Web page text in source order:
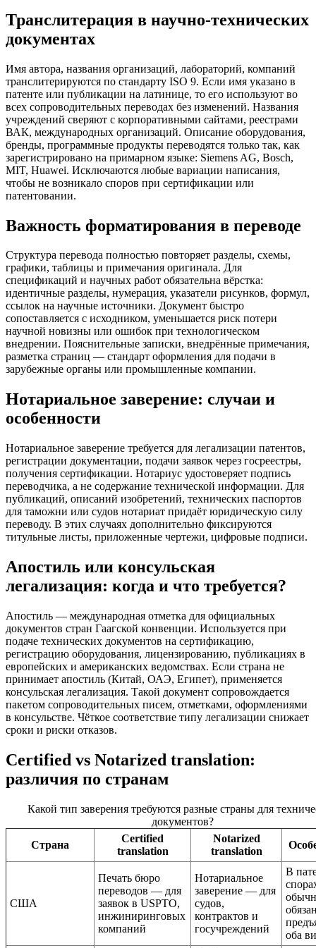
Транслитерация в научно-технических
документах
Имя автора, названия организаций, лабораторий, компаний
транслитерируются по стандарту ISO 9. Если имя указано в
патенте или публикации на латинице, то его используют во
всех сопроводительных переводах без изменений. Названия
учреждений сверяют с корпоративными сайтами, реестрами
ВАК, международных организаций. Описание оборудования,
бренды, программные продукты переводятся только так, как
зарегистрировано на примарном языке: Siemens AG, Bosch,
MIT, Huawei. Исключаются любые вариации написания,
чтобы не возникало споров при сертификации или
патентовании.
Важность форматирования в переводе
Структура перевода полностью повторяет разделы, схемы,
графики, таблицы и примечания оригинала. Для
спецификаций и научных работ обязательна вёрстка:
идентичные разделы, нумерация, указатели рисунков, формул,
ссылок на научные источники. Документ быстро
сопоставляется с исходником, уменьшается риск потери
научной новизны или ошибок при технологическом
внедрении. Пояснительные записки, внедрённые примечания,
разметка страниц — стандарт оформления для подачи в
зарубежные органы или промышленные компании.
Нотариальное заверение: случаи и
особенности
Нотариальное заверение требуется для легализации патентов,
регистрации документации, подачи заявок через госреестры,
получения сертификации. Нотариус удостоверяет подпись
переводчика, а не содержание технической информации. Для
публикаций, описаний изобретений, технических паспортов
для таможни или судов нотариат придаёт юридическую силу
переводу. В этих случаях дополнительно фиксируются
титульные листы, приложенные чертежи, цифровые подписи.
Апостиль или консульская
легализация: когда и что требуется?
Апостиль — международная отметка для официальных
документов стран Гаагской конвенции. Используется при
подаче технических документов на сертификацию,
регистрацию оборудования, лицензированию, публикациях в
европейских и американских ведомствах. Если страна не
принимает апостиль (Китай, ОАЭ, Египет), применяется
консульская легализация. Такой документ сопровождается
пакетом сопроводительных писем, отметками, оформлениями
в консульстве. Чёткое соответствие типу легализации снижает
сроки и риски отказов.
Certified vs Notarized translation:
различия по странам
Какой тип заверения требуются разные страны для
документов?
Страна
Certified
translation
Notarized
translation
США
Печать бюро
переводов — для
заявок в USPTO,
инжиниринговых
компаний
Нотариальное
заверение — для
судов,
контрактов и
госучреждений
В
оба